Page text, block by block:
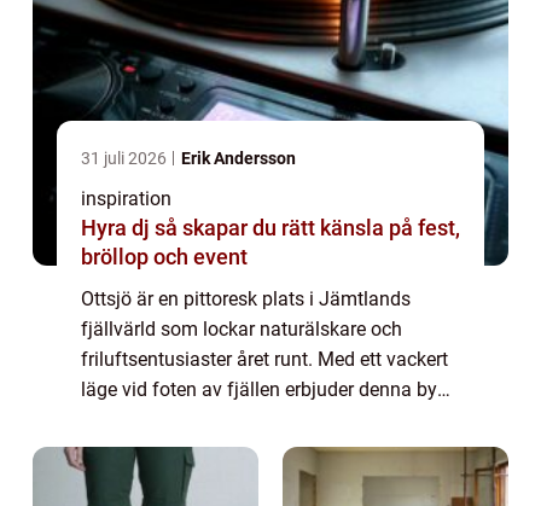
31 juli 2026 Erik Andersson
inspiration
Hyra dj så skapar du rätt känsla på fest,
bröllop och event
Ottsjö är en pittoresk plats i Jämtlands
fjällvärld som lockar naturälskare och
friluftsentusiaster året runt. Med ett vackert
läge vid foten av fjällen erbjuder denna by